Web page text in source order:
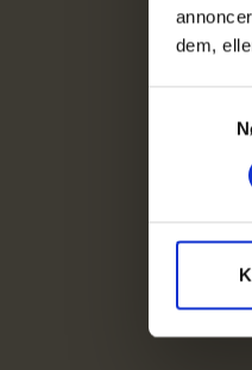
dem,